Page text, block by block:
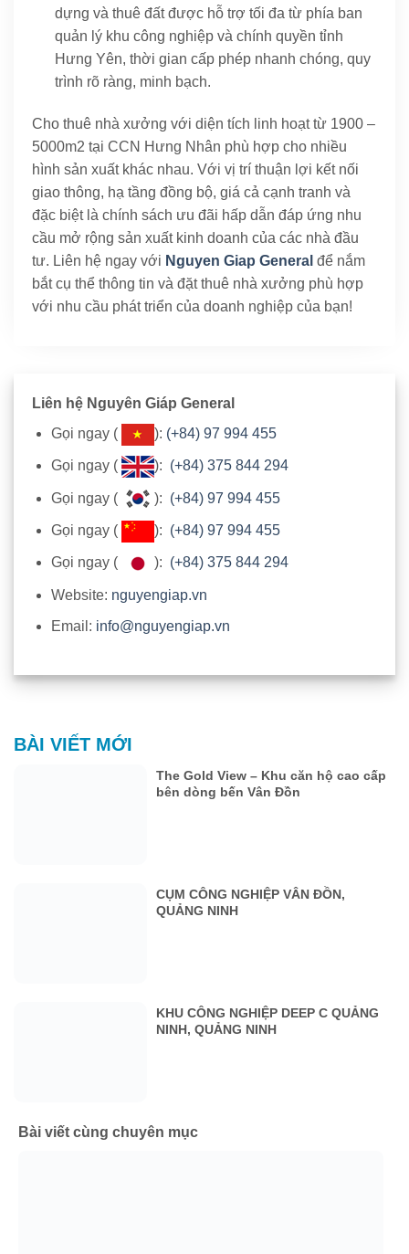
dựng và thuê đất được hỗ trợ tối đa từ phía ban
quản lý khu công nghiệp và chính quyền tỉnh
Hưng Yên, thời gian cấp phép nhanh chóng, quy
trình rõ ràng, minh bạch.
Cho thuê nhà xưởng với diện tích linh hoạt từ 1900 –
5000m2 tại CCN Hưng Nhân phù hợp cho nhiều
hình sản xuất khác nhau. Với vị trí thuận lợi kết nối
giao thông, hạ tầng đồng bộ, giá cả cạnh tranh và
đặc biệt là chính sách ưu đãi hấp dẫn đáp ứng nhu
cầu mở rộng sản xuất kinh doanh của các nhà đầu
tư. Liên hệ ngay với Nguyen Giap General để nắm
bắt cụ thể thông tin và đặt thuê nhà xưởng phù hợp
với nhu cầu phát triển của doanh nghiệp của bạn!
Liên hệ Nguyên Giáp General
Gọi ngay (
): (+84) 97 994 455
Gọi ngay ( ): (+84) 375 844 294
Gọi ngay ( ): (+84) 97 994 455
Gọi ngay ( ): (+84) 97 994 455
Gọi ngay ( ): (+84) 375 844 294
Website: nguyengiap.vn
Email: info@nguyengiap.vn
BÀI VIẾT MỚI
The Gold View – Khu căn hộ cao cấp
bên dòng bến Vân Đồn
CỤM CÔNG NGHIỆP VÂN ĐỒN,
QUẢNG NINH
KHU CÔNG NGHIỆP DEEP C QUẢNG
NINH, QUẢNG NINH
Bài viết cùng chuyên mục